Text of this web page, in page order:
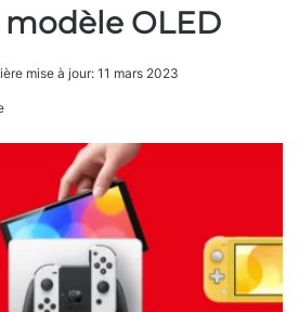
modèle OLED
mise à jour: 11 mars 2023